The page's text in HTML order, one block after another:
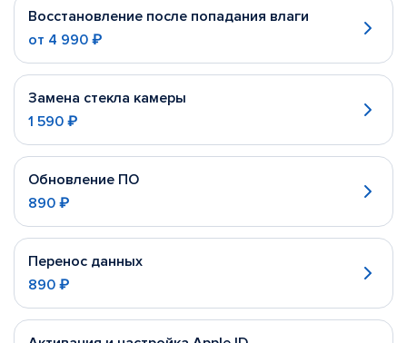
Восстановление после попадания влаги
от 4 990 ₽
Замена стекла камеры
1 590 ₽
Обновление ПО
890 ₽
Перенос данных
890 ₽